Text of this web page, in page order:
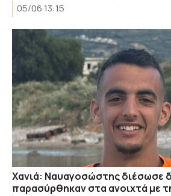
05/06 13:15
Χανιά: Ναυαγοσώστης διέσωσε
παρασύρθηκαν στα ανοιχτά με